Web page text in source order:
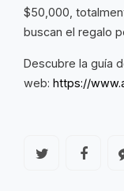
$50,000,
buscan el regalo
Descubre la guía
web: https://